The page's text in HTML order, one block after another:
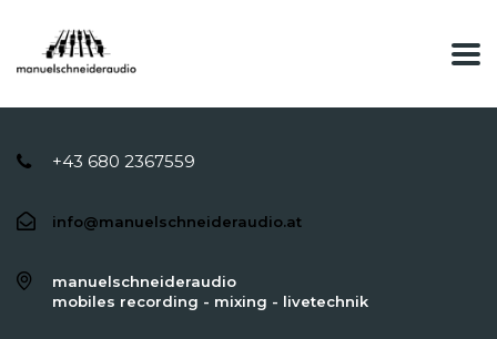
+43 680 2367559
info@manuelschneideraudio.at
manuelschneideraudio
mobiles recording - mixing - livetechnik